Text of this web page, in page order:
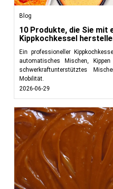
Blog
10 Produkte, die Sie mit
Kippkochkessel
Ein professioneller
automatisches Mischen,
schwerkraftunterstütztes
Mobilität.
2026-06-29